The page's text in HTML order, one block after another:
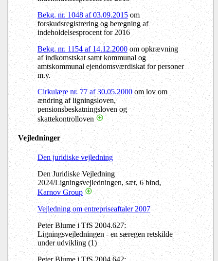
Bekg. nr. 1048 af 03.09.2015om
forskudsregistrering og beregning af
indeholdelsesprocent for 2016
Bekg. nr. 1154 af 14.12.2000 om opkrævning
af indkomstskat samt kommunal og
amtskommunal ejendomsværdiskat for personer
m.v.
Cirkulære nr. 77 af 30.05.2000 om lov om
ændring af ligningsloven,
pensionsbeskatningsloven og
skattekontrolloven
Vejledninger
Den juridiske vejledning
Den Juridiske Vejledning
2024/Ligningsvejledningen, sæt, 6 bind,
Karnov Group
Vejledning om entrepriseaftaler 2007
Peter Blume i TfS 2004.627:
Ligningsvejledningen - en særegen retskilde
under udvikling (1)
Peter Blume i TfS 2004.642: